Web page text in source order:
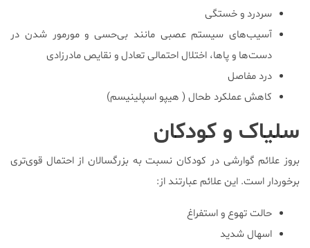
سردرد و خستگی
آسیب‌های سیستم عصبی مانند بی‌حسی و مورمور شدن در
دست‌ها و پاها، اختلال احتمالی تعادل و نقایص مادرزادی
درد مفاصل
کاهش عملکرد طحال ( هیپو اسپلینیسم)
سلیاک و کودکان
بروز علائم گوارشی در کودکان نسبت به بزرگسالان از احتمال قوی‌تری
برخوردار است. این علائم عبارتند از:
حالت تهوع و استفراغ
اسهال شدید